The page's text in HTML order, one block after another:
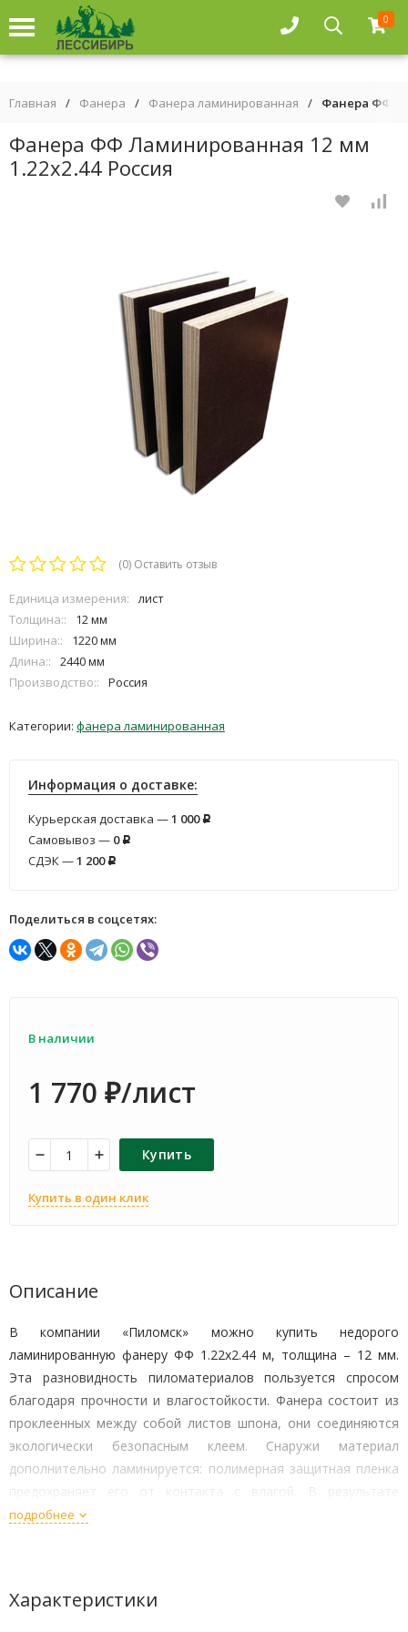
0
Главная / Фанера / Фанера ламинированная / Фанера ФФ
Фанера ФФ Ламинированная 12 мм
1.22х2.44 Россия
(0) Оставить отзыв
Единица измерения:
лист
Толщина::
12 мм
Ширина::
1220 мм
Длина::
2440 мм
Производство::
Россия
Категории: фанера ламинированная
Информация о доставке:
Курьерская доставка —1 000 Р
Самовывоз — 0 Р
СДЭК —1 200 Р
Поделиться в соцсетях:
В наличии
1 770 ₽/лист
Купить
Купить в один клик
Описание
В компании «Пиломск» можно купить недорого
ламинированную фанеру ФФ 1.22х2.44 м, толщина – 12 мм.
Эта разновидность пиломатериалов пользуется спросом
благодаря прочности и влагостойкости. Фанера состоит из
проклеенных между собой листов шпона, они соединяются
экологически безопасным клеем. Снаружи материал
дополнительно ламинируется: полимерная защитная пленка
предохраняет его от контакта с влагой. В результате
материал приобретает повышенную прочность, не гниет, он
подробнее
Характеристики